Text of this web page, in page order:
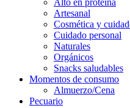
Alto en proteína
Artesanal
Cosmética y
Cuidado personal
Naturales
Orgánicos
Snacks saludables
Momentos de consumo
Almuerzo/Cena
Pecuario